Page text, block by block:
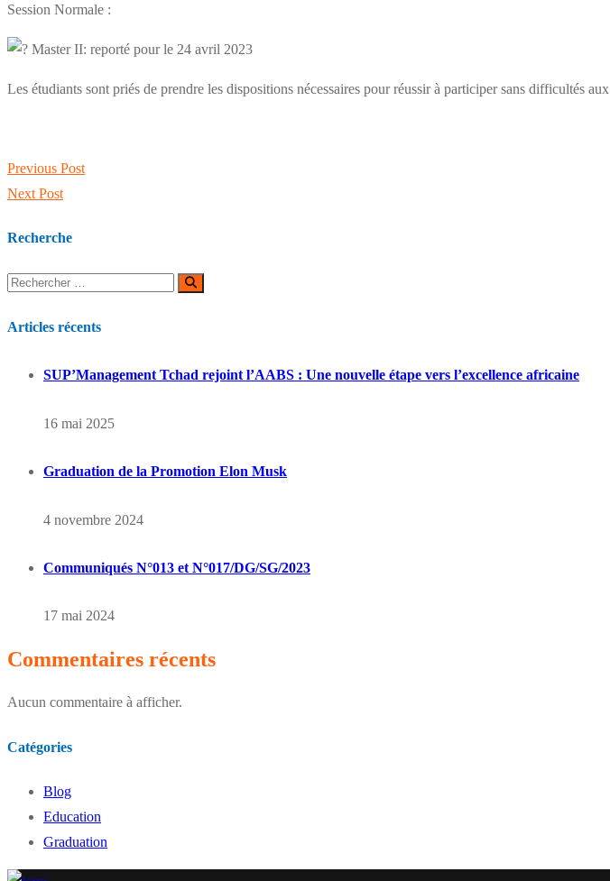
Session Normale :
Master II: reporté pour le 24 avril 2023
Les étudiants sont priés de prendre les dispositions nécessaires pour réussir à participer sans difficultés aux
Navigation
de
Previous Post
Next Post
Recherche
Rechercher: Rechercher
Articles récents
SUP’Management Tchad rejoint l’AABS : Une nouvelle étape vers l’excellence africaine
16 mai 2025
Graduation de la Promotion Elon Musk
4 novembre 2024
Communiqués N°013 et N°017/DG/SG/2023
17 mai 2024
Commentaires récents
Aucun commentaire à afficher.
Catégories
Blog
Education
Graduation